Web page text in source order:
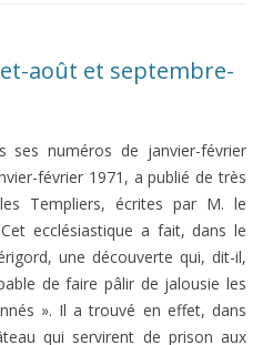
août et septembre-
ses numéros de janvier-fé­vrier
février 1971, a publié de très
Templiers, écrites par M. le
ecclésiastique a fait, dans le
une découverte qui, dit-il,
de faire pâlir de jalousie les
». Il a trouvé en effet, dans
qui servirent de prison aux